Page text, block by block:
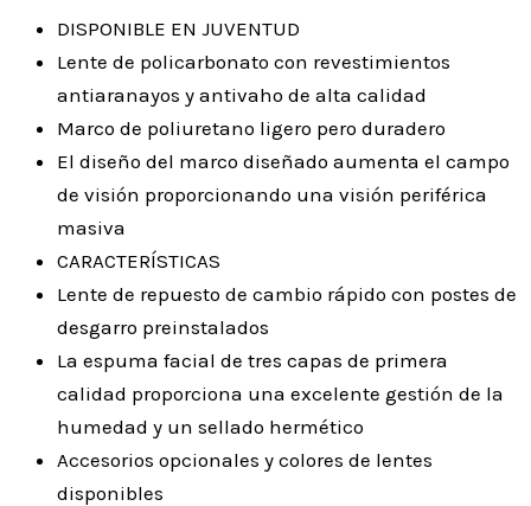
DISPONIBLE EN JUVENTUD
Lente de policarbonato con revestimientos
antiaranayos y antivaho de alta calidad
Marco de poliuretano ligero pero duradero
El diseño del marco diseñado aumenta el campo
de visión proporcionando una visión periférica
masiva
CARACTERÍSTICAS
Lente de repuesto de cambio rápido con postes de
desgarro preinstalados
La espuma facial de tres capas de primera
calidad proporciona una excelente gestión de la
humedad y un sellado hermético
Accesorios opcionales y colores de lentes
disponibles